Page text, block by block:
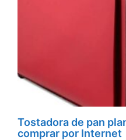
Tostadora de pan
comprar por Internet